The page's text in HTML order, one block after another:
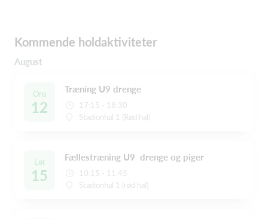
Kommende holdaktiviteter
August
Ons
12
Træning U9 drenge
17:15 - 18:30
Stadionhal 1 (Rød hal)
Lør
15
Fællestræning U9 drenge og piger
10:15 - 11:45
Stadionhal 1 (rød hal)